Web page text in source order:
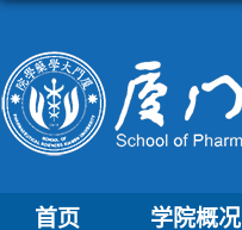
首页 学院概况